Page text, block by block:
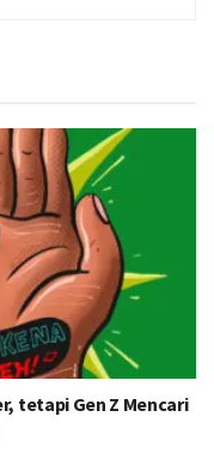
tetapi Gen Z Mencari